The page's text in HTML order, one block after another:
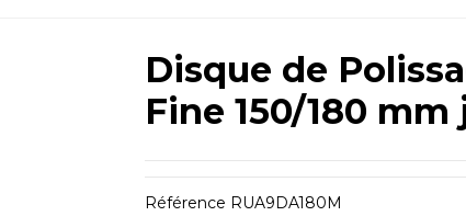
Disque de
Fine 150/180 mm
Référence RUA9DA180M